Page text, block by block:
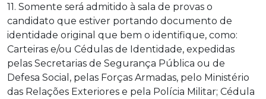
11. Somente será admitido à sala de provas o
candidato que estiver portando documento de
identidade original que bem o identifique, como:
Carteiras e/ou Cédulas de Identidade, expedidas
pelas Secretarias de Segurança Pública ou de
Defesa Social, pelas Forças Armadas, pelo Ministério
das Relações Exteriores e pela Polícia Militar; Cédula